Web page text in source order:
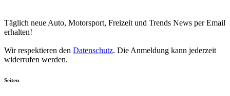
Täglich neue Auto, Motorsport, Freizeit und Trends News per Email
erhalten!
Wir respektieren den Datenschutz. Die Anmeldung kann jederzeit
widerrufen werden.
Seiten